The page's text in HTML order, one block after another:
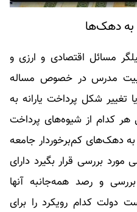
به دهک‌ها
مسائل اقتصادی و ارزی و
مدرس در خصوص مساله
تغییر شکل پرداخت یارانه به
کدام از شیوه‌های پرداخت
به دهک‌های کم‌برخوردار جامعه
بررسی قرار بگیرد دارای
و رصد همه‌جانبه آنها
دولت کدام رویکرد را برای